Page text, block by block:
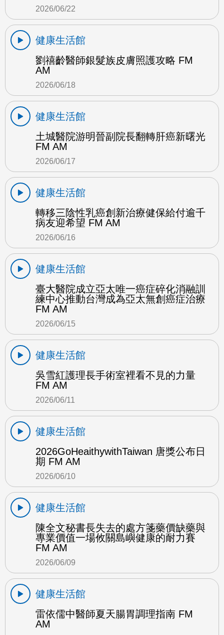
2026/06/22
健康生活館
劉禧齡醫師銀髮族皮膚照護攻略 FM
AM
2026/06/18
健康生活館
土城醫院游明晉副院長翻轉肝癌新曙光
FM AM
2026/06/17
健康生活館
轉移三陰性乳癌創新治療健保給付逾千
病友迎希望 FM AM
2026/06/16
健康生活館
臺大醫院成立亞太唯一癌症碎化消融訓
練中心推動台灣成為亞太無創癌症治療
FM AM
2026/06/15
健康生活館
吳雪紅護理長手術室裡看不見的力量
FM AM
2026/06/11
健康生活館
2026GoHeaithywithTaiwan 唐獎公布日
期 FM AM
2026/06/10
健康生活館
陳全文秘書長失去的處方箋藥價缺藥與
專業價值一場攸關島嶼健康的耐力賽
FM AM
2026/06/09
健康生活館
雷依儒中醫師夏天腸胃調理指南 FM
AM